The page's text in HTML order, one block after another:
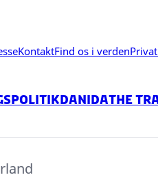
KontaktFind os i verden
DanidaThe